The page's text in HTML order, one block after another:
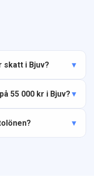
skatt i Bjuv?
55 000 kr i Bjuv?